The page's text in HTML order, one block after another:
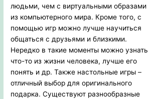
людьми, чем с виртуальными образами
из компьютерного мира. Кроме того, с
помощью игр можно лучше научиться
общаться с друзьями и близкими.
Нередко в такие моменты можно узнать
что-то из жизни человека, лучше его
понять и др. Также настольные игры –
отличный выбор для оригинального
подарка. Существуют разнообразные